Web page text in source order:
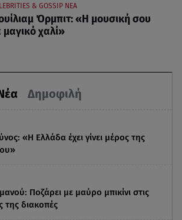
Δημοφιλή
«Η Ελλάδα έχει γίνει μέρος της
Ποζάρει με μαύρο μπικίνι στις
της διακοπές
& GOSSIP ΝΕΑ
Όρμπιτ: «Η μουσική σου
χαλί»